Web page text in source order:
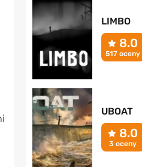
LIMBO
8.0
517 oceny
UBOAT
8.0
3 oceny